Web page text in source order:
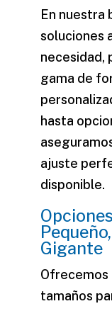
En nuestra
soluciones
necesidad,
gama de
hasta
ajuste
disponible.
Gigante
Ofrecemos
tamaños